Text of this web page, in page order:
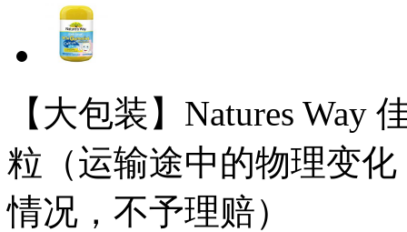
【大包装】Natures Way
粒（运输途中的物理变
情况，不予理赔）